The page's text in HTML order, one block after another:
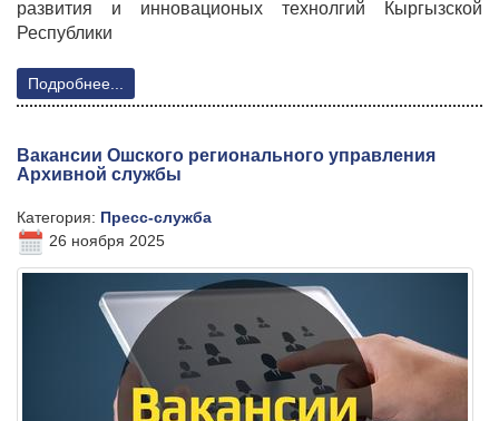
развития и инновационых технолгий Кыргызской
Республики
Подробнее...
Вакансии Ошского регионального управления
Архивной службы
Категория: Пресс-служба
26 ноября 2025